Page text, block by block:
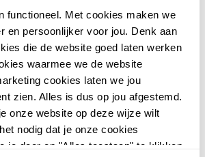
functioneel. Met cookies maken we
en persoonlijker voor jou. Denk aan
die de website goed laten werken
waarmee we de website
cookies laten we jou
zien. Alles is dus op jou afgestemd.
onze website op deze wijze wilt
nodig dat je onze cookies
je door op "Alles toestaan" te klikken.